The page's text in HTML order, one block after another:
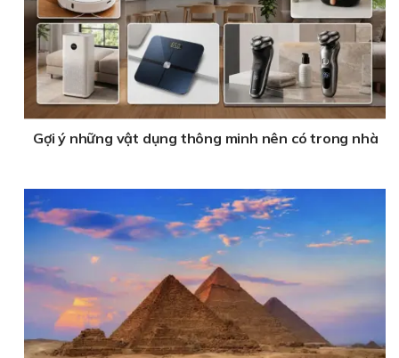
Gợi ý những vật dụng thông minh nên có trong nhà